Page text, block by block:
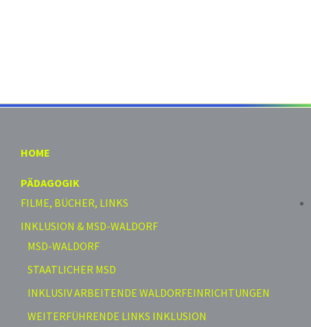
HOME
PÄDAGOGIK
FILME, BÜCHER, LINKS
INKLUSION & MSD-WALDORF
MSD-WALDORF
STAATLICHER MSD
INKLUSIV ARBEITENDE WALDORFEINRICHTUNGEN
WEITERFÜHRENDE LINKS INKLUSION